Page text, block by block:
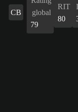
CB
global
79
RIT
80